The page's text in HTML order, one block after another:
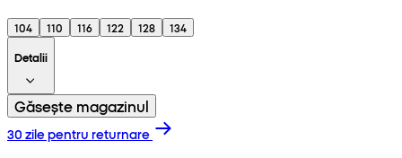
104 110 116 122 128
134
Detalii
Găsește magazinul
30 zile pentru returnare